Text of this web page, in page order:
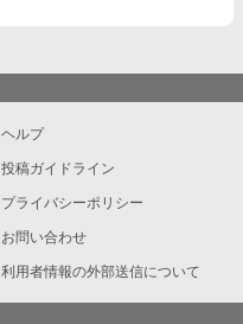
ヘルプ
投稿ガイドライン
プライバシーポリシー
お問い合わせ
利用者情報の外部送信について